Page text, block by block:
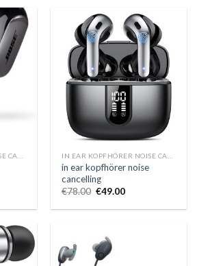
in ear kopfhörer noise
cancelling
€78.00 €49.00